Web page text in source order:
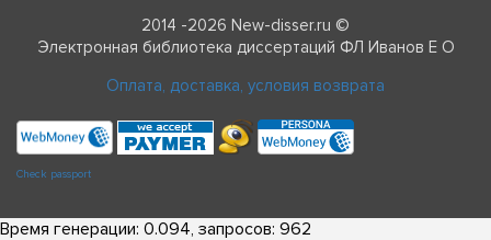
2014 -2026 New-disser.ru ©
Электронная библиотека диссертаций ФЛ Иванов Е О
Оплата, доставка, условия возврата
Check passport
Время генерации: 0.094, запросов: 962